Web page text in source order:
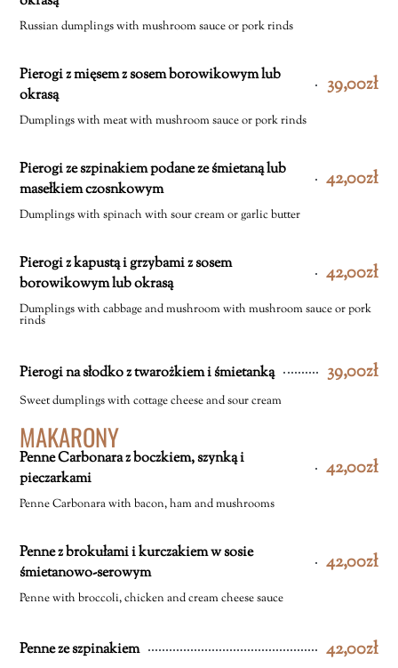
Russian dumplings with mushroom sauce or pork rinds
Pierogi z mięsem z sosem borowikowym lub
okrasą
39,00zł
Dumplings with meat with mushroom sauce or pork rinds
Pierogi ze szpinakiem podane ze śmietaną lub
masełkiem czosnkowym
42,00zł
Dumplings with spinach with sour cream or garlic butter
Pierogi z kapustą i grzybami z sosem
borowikowym lub okrasą
42,00zł
Dumplings with cabbage and mushroom with mushroom sauce or pork
rinds
Pierogi na słodko z twarożkiem i śmietanką 39,00zł
Sweet dumplings with cottage cheese and sour cream
MAKARONY
Penne Carbonara z boczkiem, szynką i
pieczarkami
42,00zł
Penne Carbonara with bacon, ham and mushrooms
Penne z brokułami i kurczakiem w sosie
śmietanowo-serowym
42,00zł
Penne with broccoli, chicken and cream cheese sauce
Penne ze szpinakiem 42,00zł